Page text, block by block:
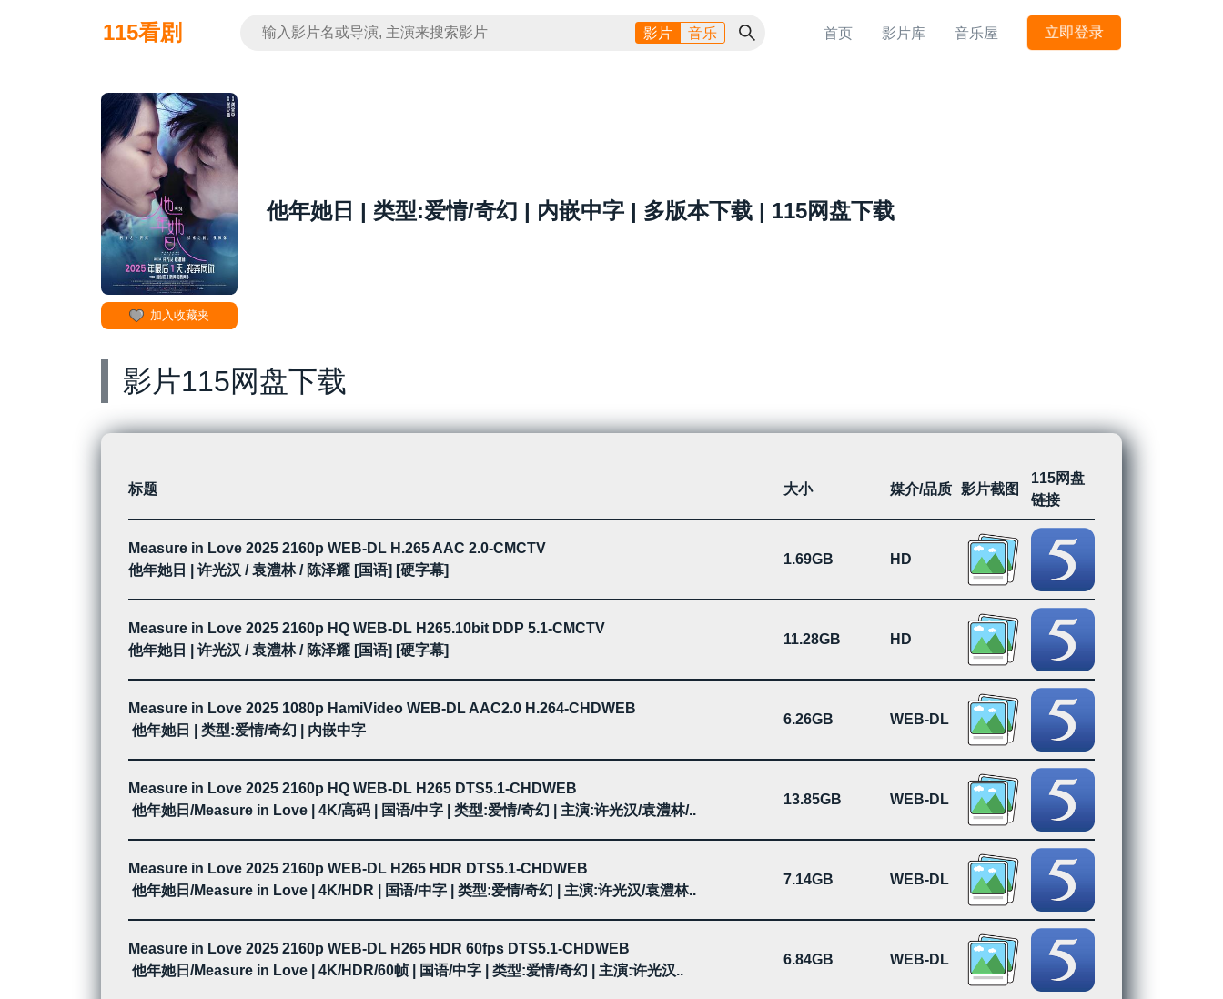
115看剧 影片 音乐 首页 影片库 音乐屋 立即登录
加入收藏夹
他年她日 | 类型:爱情/奇幻 | 内嵌中字 | 多版本下载 | 115网盘下载
影片115网盘下载
标题 大小 媒介/品质 影片截图
115网盘
链接
Measure in Love 2025 2160p WEB-DL H.265 AAC 2.0-CMCTV
他年她日 | 许光汉 / 袁澧林 / 陈泽耀 [国语] [硬字幕]
1.69GB HD
Measure in Love 2025 2160p HQ WEB-DL H265.10bit DDP 5.1-CMCTV
他年她日 | 许光汉 / 袁澧林 / 陈泽耀 [国语] [硬字幕]
11.28GB HD
Measure in Love 2025 1080p HamiVideo WEB-DL AAC2.0 H.264-CHDWEB
他年她日 | 类型:爱情/奇幻 | 内嵌中字
6.26GB WEB-DL
Measure in Love 2025 2160p HQ WEB-DL H265 DTS5.1-CHDWEB
他年她日/Measure in Love | 4K/高码 | 国语/中字 | 类型:爱情/奇幻 | 主演:许光汉/袁澧林/..
13.85GB WEB-DL
Measure in Love 2025 2160p WEB-DL H265 HDR DTS5.1-CHDWEB
他年她日/Measure in Love | 4K/HDR | 国语/中字 | 类型:爱情/奇幻 | 主演:许光汉/袁澧林..
7.14GB WEB-DL
Measure in Love 2025 2160p WEB-DL H265 HDR 60fps DTS5.1-CHDWEB
他年她日/Measure in Love | 4K/HDR/60帧 | 国语/中字 | 类型:爱情/奇幻 | 主演:许光汉..
6.84GB WEB-DL